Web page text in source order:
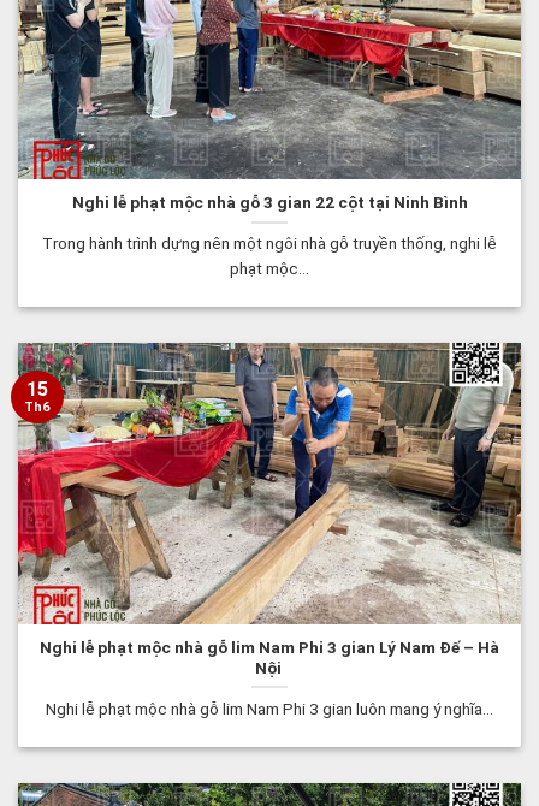
Nghi lễ phạt mộc nhà gỗ 3 gian 22 cột tại Ninh Bình
Trong hành trình dựng nên một ngôi nhà gỗ truyền thống, nghi lễ
phạt mộc...
Nghi lễ phạt mộc nhà gỗ lim Nam Phi 3 gian Lý Nam Đế – Hà
Nội
Nghi lễ phạt mộc nhà gỗ lim Nam Phi 3 gian luôn mang ý nghĩa...
15
Th6